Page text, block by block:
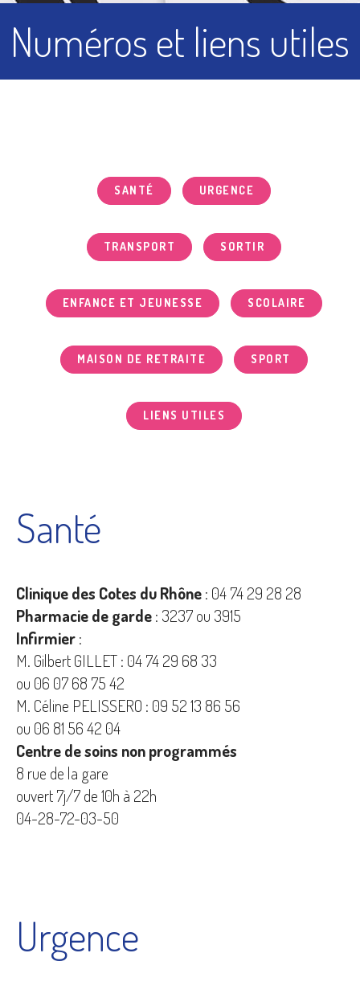
Numéros et liens utiles
SANTÉ URGENCE
TRANSPORT SORTIR
ENFANCE ET JEUNESSE SCOLAIRE
MAISON DE RETRAITE SPORT
LIENS UTILES
Santé
Clinique des Cotes du Rhône: 04 74 29 28 28
Pharmacie de garde: 3237 ou 3915
Infirmier:
M. Gilbert GILLET : 04 74 29 68 33
ou 06 07 68 75 42
M. Céline PELISSERO : 09 52 13 86 56
ou 06 81 56 42 04
Centre de soins non programmés
8 rue de la gare
ouvert 7j/7 de 10h à 22h
04-28-72-03-50
Urgence